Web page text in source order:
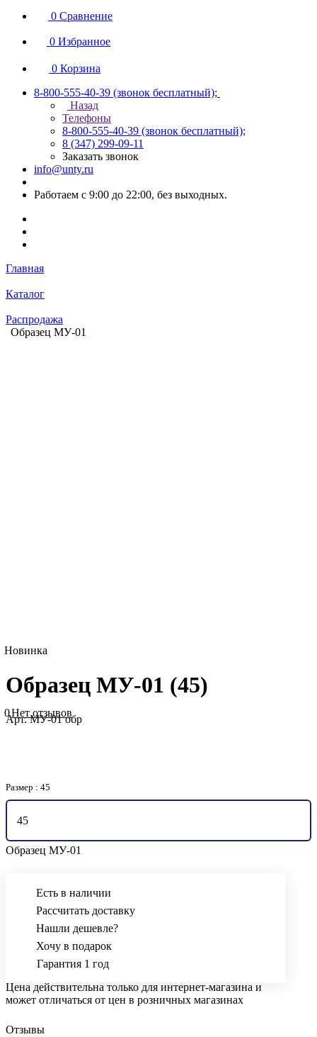
0 Сравнение
0 Избранное
0 Корзина
8-800-555-40-39 (звонок бесплатный);
Назад
Телефоны
8-800-555-40-39 (звонок бесплатный);
8 (347) 299-09-11
Заказать звонок
info@unty.ru
Работаем с 9:00 до 22:00, без выходных.
Главная
Каталог
Распродажа
Образец МУ-01
Новинка
Образец МУ-01 (45)
0Нет отзывов
Арт.МУ-01 обр
Размер : 45
45
Образец МУ-01
Есть в наличии
Рассчитать доставку
Нашли дешевле?
Хочу в подарок
Гарантия 1 год
Цена действительна только для интернет-магазина и
может отличаться от цен в розничных магазинах
Отзывы